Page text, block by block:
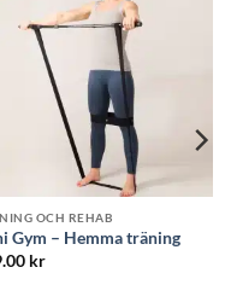
SLUT I LAGER
TRÄNING OCH REHAB
Fotmassage Roller
349.00